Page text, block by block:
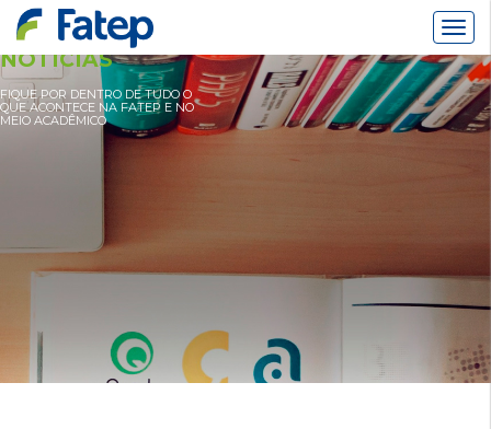
NOTÍCIAS
FIQUE POR DENTRO DE TUDO O
QUE ACONTECE NA FATEP E NO
MEIO ACADÊMICO